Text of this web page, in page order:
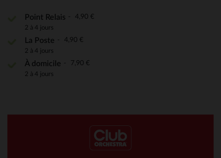
Point Relais 4,90 €
2 à 4 jours
La Poste 4,90 €
2 à 4 jours
À domicile 7,90 €
2 à 4 jours